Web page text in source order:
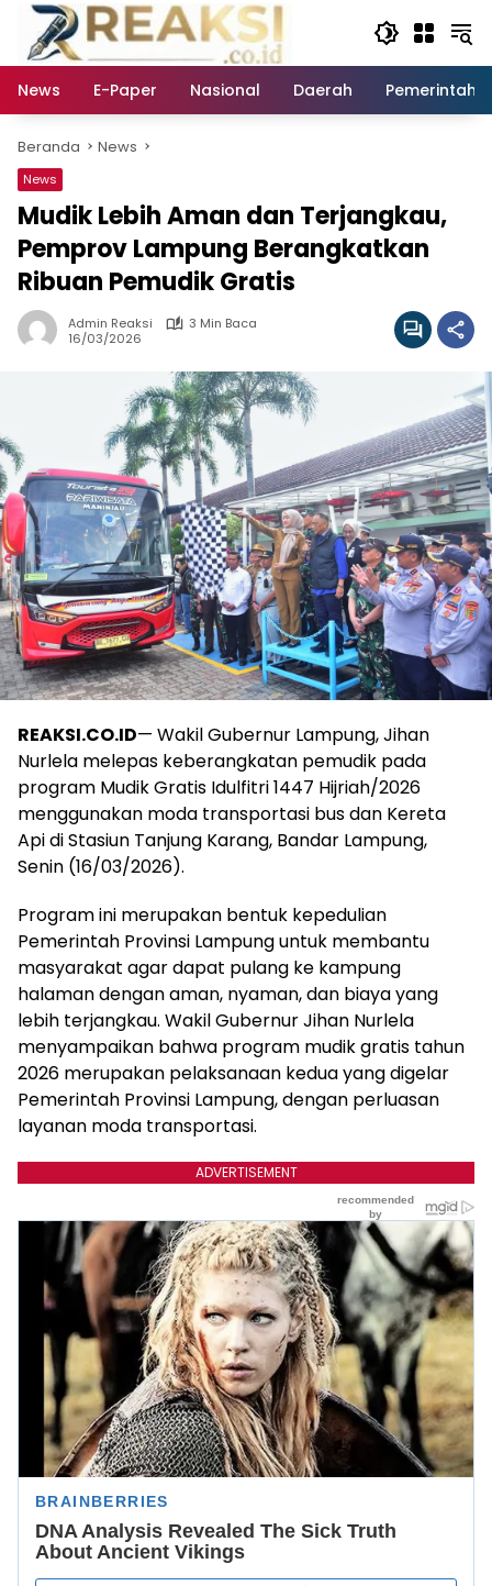
Langsung
konten
News
E-Paper Nasional Daerah
Beranda News
News
Mudik Lebih Aman dan Terjangkau,
Pemprov Lampung Berangkatkan
Ribuan Pemudik Gratis
Admin Reaksi
3 Min Baca
16/03/2026
REAKSI.CO.ID— Wakil Gubernur Lampung, Jihan
Nurlela melepas keberangkatan pemudik pada
program Mudik Gratis Idulfitri 1447 Hijriah/2026
menggunakan moda transportasi bus dan Kereta
Api di Stasiun Tanjung Karang, Bandar Lampung,
Senin (16/03/2026).
Program ini merupakan bentuk kepedulian
Pemerintah Provinsi Lampung untuk membantu
masyarakat agar dapat pulang ke kampung
halaman dengan aman, nyaman, dan biaya yang
lebih terjangkau. Wakil Gubernur Jihan Nurlela
menyampaikan bahwa program mudik gratis tahun
2026 merupakan pelaksanaan kedua yang digelar
Pemerintah Provinsi Lampung, dengan perluasan
layanan moda transportasi.
ADVERTISEMENT